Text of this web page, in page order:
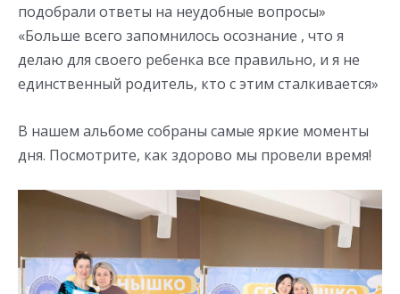
подобрали ответы на неудобные вопросы»
«Больше всего запомнилось осознание , что я
делаю для своего ребенка все правильно, и я не
единственный родитель, кто с этим сталкивается»
В нашем альбоме собраны самые яркие моменты
дня. Посмотрите, как здорово мы провели время!